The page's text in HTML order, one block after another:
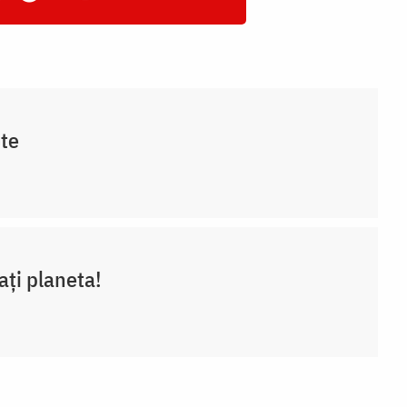
planeta!